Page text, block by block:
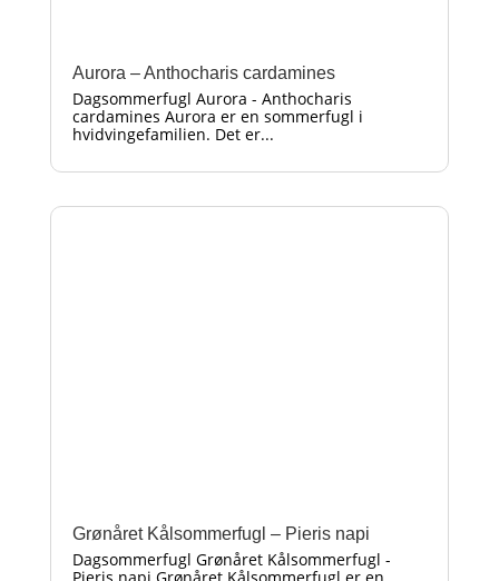
Aurora – Anthocharis cardamines
Dagsommerfugl Aurora - Anthocharis
cardamines Aurora er en sommerfugl i
hvidvingefamilien. Det er...
Grønåret Kålsommerfugl – Pieris napi
Dagsommerfugl Grønåret Kålsommerfugl -